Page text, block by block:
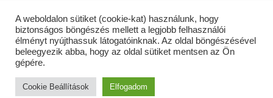
© 2026agribusiness.hu
A weboldalon sütiket (cookie-kat) használunk, hogy
biztonságos böngészés mellett a legjobb felhasználói
élményt nyújthassuk látogatóinknak. Az oldal böngészésével
beleegyezik abba, hogy az oldal sütiket mentsen az Ön
gépére.
Cookie Beállítások Elfogadom